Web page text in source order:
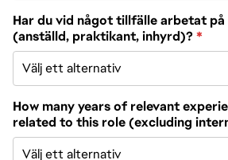
Har du vid något tillfälle arbetat på
(anställd, praktikant, inhyrd)? *
How many years of relevant
related to this role (excluding